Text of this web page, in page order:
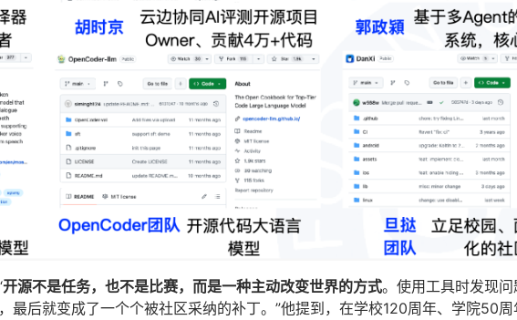
开源不是任务，也不是比赛，而是一种主动改变世界的方式。使用工具时发现
最后就变成了一个个被社区采纳的补丁。”他提到，在学校120周年、学院50